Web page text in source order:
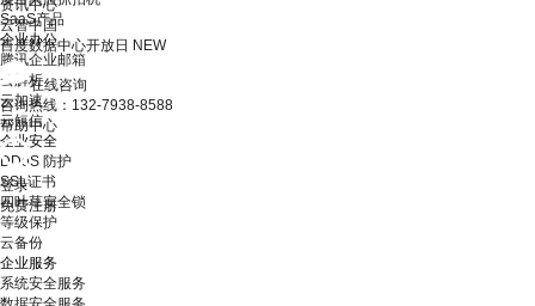
资讯中心
云智中国
百度数据中心开放日 NEW
在线咨询
咨询热线：132-7938-8588
帮助中心
登录
免费注册
SaaS产品
企业办公
腾讯企业邮箱
云解析
云加速
云短信
企业安全
DDoS 防护
SSL证书
四叶草安全锁
等级保护
云备份
企业服务
系统安全服务